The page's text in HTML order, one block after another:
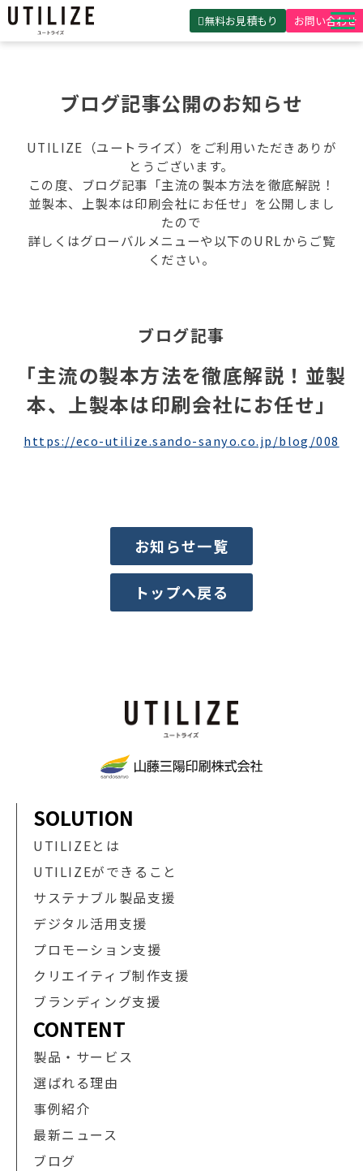
無料お見積もり お問い合わせ
選ばれる理由
事例紹介
会社概要
ブログ記事公開のお知らせ
UTILIZE（ユートライズ）をご利用いただきありが
とうございます。
この度、ブログ記事「主流の製本方法を徹底解説！
並製本、上製本は印刷会社にお任せ」を公開しまし
たので
詳しくはグローバルメニューや以下のURLからご覧
ください。
ブログ記事
「主流の製本方法を徹底解説！並製
本、上製本は印刷会社にお任せ」
https://eco-utilize.sando-sanyo.co.jp/blog/008
お知らせ一覧
トップへ戻る
SOLUTION
UTILIZEとは
UTILIZEができること
サステナブル製品支援
デジタル活用支援
プロモーション支援
クリエイティブ制作支援
ブランディング支援
CONTENT
製品・サービス
選ばれる理由
事例紹介
最新ニュース
ブログ